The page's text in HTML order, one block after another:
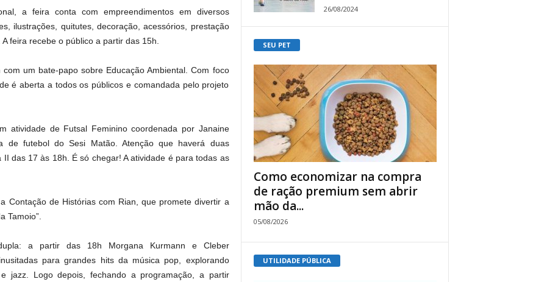
a feira conta com empreendimentos em diversos
ilustrações, quitutes, decoração, acessórios, prestação
feira recebe o público a partir das 15h.
um bate-papo sobre Educação Ambiental. Com foco
é aberta a todos os públicos e comandada pelo projeto
atividade de Futsal Feminino coordenada por Janaine
de futebol do Sesi Matão. Atenção que haverá duas
das 17 às 18h. É só chegar! A atividade é para todas as
Contação de Histórias com Rian, que promete divertir a
Tamoio”.
a partir das 18h Morgana Kurmann e Cleber
para grandes hits da música pop, explorando
jazz. Logo depois, fechando a programação, a partir
26/08/2024
SEU PET
Como economizar na compra
de ração premium sem abrir
mão da...
05/08/2026
UTILIDADE PÚBLICA